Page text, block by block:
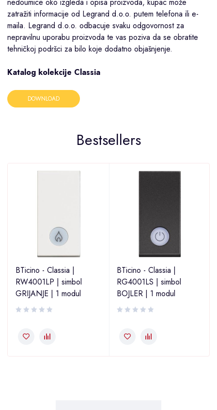
zatražiti informacije od Legrand d.o.o. putem telefona ili e-
maila. Legrand d.o.o. odbacuje svaku odgovornost za
nepravilnu uporabu proizvoda te vas poziva da se obratite
tehničkoj podršci za bilo koje dodatno objašnjenje.
Katalog kolekcije Classia
DOWNLOAD
Bestsellers
BTicino - Classia |
RW4001LP | simbol
GRIJANJE | 1 modul
BTicino - Classia |
RG4001LS | simbol
BOJLER | 1 modul